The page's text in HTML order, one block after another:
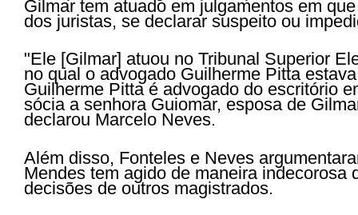
Gilmar tem atuado em julgamentos em
dos juristas, se declarar suspeito ou
"Ele [Gilmar] atuou no Tribunal Superior
no qual o advogado Guilherme Pitta
Guilherme Pitta é advogado do escritório
sócia a senhora Guiomar, esposa de
declarou Marcelo Neves.
Além disso, Fonteles e Neves
Mendes tem agido de maneira indecorosa
decisões de outros magistrados.